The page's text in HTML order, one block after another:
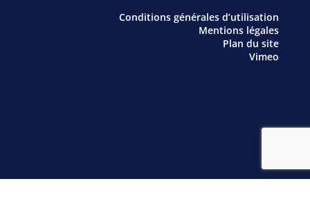
Conditions générales d’utilisation
Mentions légales
Plan du site
Vimeo